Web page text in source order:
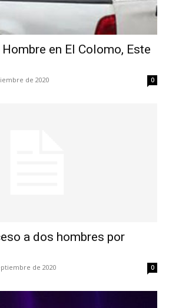
en El Colomo, Este
de 2020 0
a dos hombres por
de 2020 0